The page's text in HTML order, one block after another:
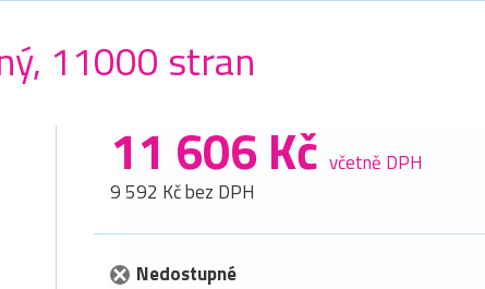
11000 stran
11 606 Kč včetně DPH
9 592 Kč bez DPH
Nedostupné